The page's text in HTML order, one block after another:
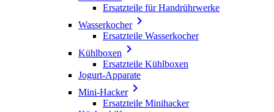
Ersatzteile für Handrührwerke
Wasserkocher
Ersatzteile Wasserkocher
Kühlboxen 
Ersatzteile Kühlboxen
Jogurt-Apparate
Mini-Hacker
Ersatzteile Minihacker